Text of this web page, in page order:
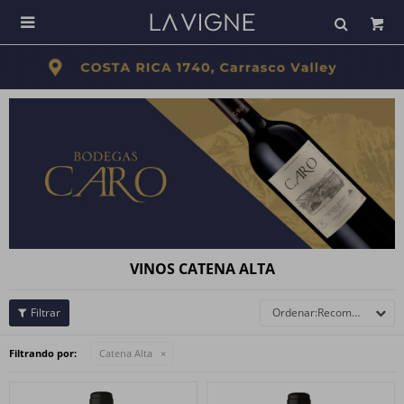

VINOS CATENA ALTA
Recomendados
Filtrando por: Catena Alta